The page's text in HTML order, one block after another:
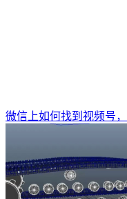
微信上如何找到视频号